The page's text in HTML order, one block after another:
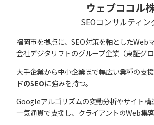
ウェブココル
SEOコンサルティン
福岡市を拠点に、SEO対策を軸としたWeb
会社デジタリフトのグループ企業（東証グロ
大手企業から中小企業まで幅広い業種の支援
ドのSEOに強みを持つ。
Googleアルゴリズムの変動分析やサイト構
一気通貫で支援し、クライアントのWeb集